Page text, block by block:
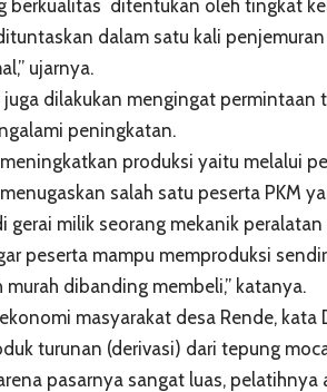
berkualitas ditentukan oleh tingkat
dalam satu kali
ujarnya.
dilakukan mengingat permintaan
peningkatan.
produksi yaitu melalui
salah satu peserta PKM
milik seorang mekanik
peserta mampu memproduksi
dibanding membeli,” katanya.
masyarakat desa Rende, kata
turunan (derivasi) dari tepung
pasarnya sangat luas, pelatihnya